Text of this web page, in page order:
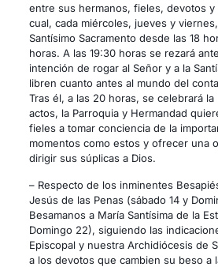
entre sus hermanos, fieles, devotos
cual, cada miércoles, jueves y
Santísimo Sacramento desde las 18
horas. A las 19:30 horas se rezará
intención de rogar al Señor y a la
libren cuanto antes al mundo del
Tras él, a las 20 horas, se celebrará
actos, la Parroquia y Hermandad
fieles a tomar conciencia de la
momentos como estos y ofrecer una
dirigir sus súplicas a Dios.
– Respecto de los inminentes
Jesús de las Penas (sábado 14 y
Besamanos a María Santísima de la
Domingo 22), siguiendo las
Episcopal y nuestra Archidiócesis de
a los devotos que cambien su beso a